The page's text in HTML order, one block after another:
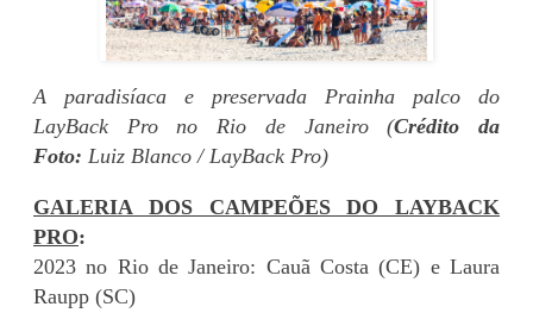
A paradisíaca e preservada Prainha palco do
LayBack Pro no Rio de Janeiro (Crédito da
Foto: Luiz Blanco / LayBack Pro)
GALERIA DOS CAMPEÕES DO LAYBACK
PRO:
2023 no Rio de Janeiro: Cauã Costa (CE) e Laura
Raupp (SC)